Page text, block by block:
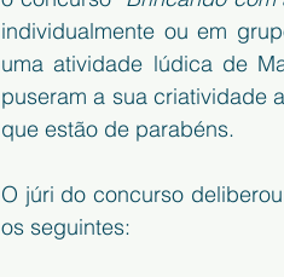
individualmente ou em
uma atividade lúdica de
puseram a sua criatividade
que estão de parabéns.
O júri do concurso
os seguintes: